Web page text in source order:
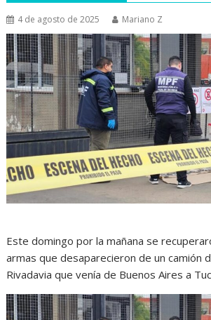
4 de agosto de 2025 Mariano Z
Este domingo por la mañana se
armas que desaparecieron de un camión
Rivadavia que venía de Buenos Aires a